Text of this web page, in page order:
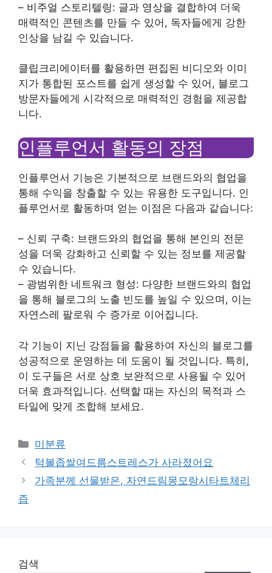
– 비주얼 스토리텔링: 글과 영상을 결합하여 더욱
매력적인 콘텐츠를 만들 수 있어, 독자들에게 강한
인상을 남길 수 있습니다.
클립크리에이터를 활용하면 편집된 비디오와 이미
지가 통합된 포스트를 쉽게 생성할 수 있어, 블로그
방문자들에게 시각적으로 매력적인 경험을 제공합
니다.
인플루언서 활동의 장점
인플루언서 기능은 기본적으로 브랜드와의 협업을
통해 수익을 창출할 수 있는 유용한 도구입니다. 인
플루언서로 활동하며 얻는 이점은 다음과 같습니다:
– 신뢰 구축: 브랜드와의 협업을 통해 본인의 전문
성을 더욱 강화하고 신뢰할 수 있는 정보를 제공할
수 있습니다.
– 광범위한 네트워크 형성: 다양한 브랜드와의 협업
을 통해 블로그의 노출 빈도를 높일 수 있으며, 이는
자연스레 팔로워 수 증가로 이어집니다.
각 기능이 지닌 강점들을 활용하여 자신의 블로그를
성공적으로 운영하는 데 도움이 될 것입니다. 특히,
이 도구들은 서로 상호 보완적으로 사용될 수 있어
더욱 효과적입니다. 선택할 때는 자신의 목적과 스
타일에 맞게 조합해 보세요.
Categories
미분류
턱볼좁쌀여드름스트레스가 사라졌어요
가족분께 선물받은, 자연드림몽모랑시타트체리
즙
검색